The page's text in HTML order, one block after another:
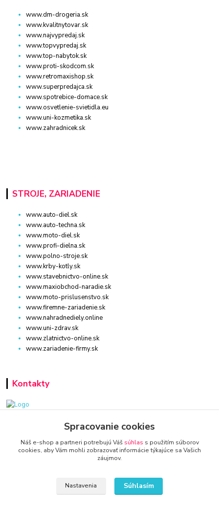
www.dm-drogeria.sk
www.kvalitnytovar.sk
www.najvypredaj.sk
www.topvypredaj.sk
www.top-nabytok.sk
www.proti-skodcom.sk
www.retromaxishop.sk
www.superpredajca.sk
www.spotrebice-domace.sk
www.osvetlenie-svietidla.eu
www.uni-kozmetika.sk
www.zahradnicek.sk
STROJE, ZARIADENIE
www.auto-diel.sk
www.auto-techna.sk
www.moto-diel.sk
www.profi-dielna.sk
www.polno-stroje.sk
www.krby-kotly.sk
www.stavebnictvo-online.sk
www.maxiobchod-naradie.sk
www.moto-prislusenstvo.sk
www.firemne-zariadenie.sk
www.nahradnediely.online
www.uni-zdrav.sk
www.zlatnictvo-online.sk
www.zariadenie-firmy.sk
Kontakty
www.zariadenie-firmy.sk
+421 940 949 000
Spracovanie cookies
Náš e-shop a partneri potrebujú Váš súhlas s použitím súborov
cookies, aby Vám mohli zobrazovať informácie týkajúce sa Vašich
záujmov.
Nastavenia Súhlasím